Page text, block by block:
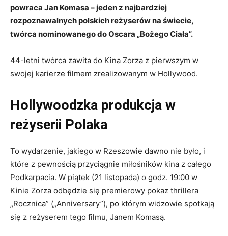
powraca Jan Komasa – jeden z najbardziej
rozpoznawalnych polskich reżyserów na świecie,
twórca nominowanego do Oscara „Bożego Ciała”.
44-letni twórca zawita do Kina Zorza z pierwszym w
swojej karierze filmem zrealizowanym w Hollywood.
Hollywoodzka produkcja w
reżyserii Polaka
To wydarzenie, jakiego w Rzeszowie dawno nie było, i
które z pewnością przyciągnie miłośników kina z całego
Podkarpacia. W piątek (21 listopada) o godz. 19:00 w
Kinie Zorza odbędzie się premierowy pokaz thrillera
„Rocznica” („Anniversary”), po którym widzowie spotkają
się z reżyserem tego filmu, Janem Komasą.